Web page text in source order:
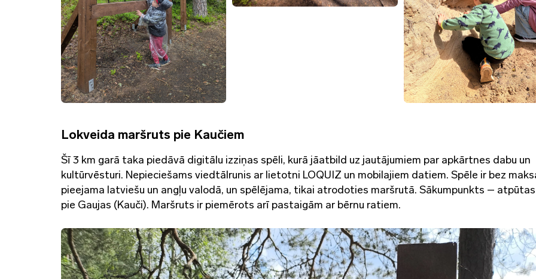
Lokveida maršruts pie Kaučiem
Šī 3 km garā taka piedāvā digitālu izziņas spēli, kurā jāatbild uz jautājumiem par apkārtnes dabu un
kultūrvēsturi. Nepieciešams viedtālrunis ar lietotni LOQUIZ un mobilajiem datiem. Spēle ir bez
pieejama latviešu un angļu valodā, un spēlējama, tikai atrodoties maršrutā. Sākumpunkts –
pie Gaujas (Kauči). Maršruts ir piemērots arī pastaigām ar bērnu ratiem.